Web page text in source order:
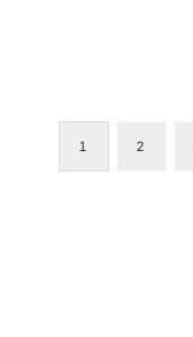
SEITE
1 SEITE
2